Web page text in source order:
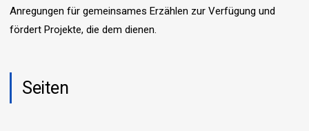
Anregungen für gemeinsames Erzählen zur Verfügung und
fördert Projekte, die dem dienen.
Seiten